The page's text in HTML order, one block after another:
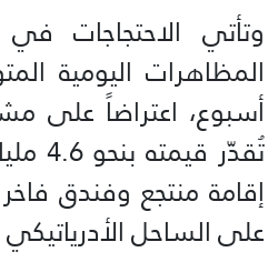
وتأتي الاحتجاجات
المظاهرات اليومية
أسبوع، اعتراضاً على
إقامة منتجع وفندق
على الساحل الأدرياتيكي